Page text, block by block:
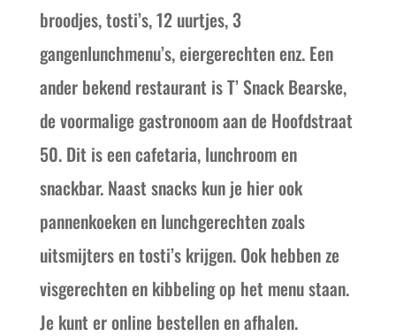
broodjes, tosti’s, 12 uurtjes, 3
gangenlunchmenu’s, eiergerechten enz. Een
ander bekend restaurant is T’ Snack Bearske,
de voormalige gastronoom aan de Hoofdstraat
50. Dit is een cafetaria, lunchroom en
snackbar. Naast snacks kun je hier ook
pannenkoeken en lunchgerechten zoals
uitsmijters en tosti’s krijgen. Ook hebben ze
visgerechten en kibbeling op het menu staan.
Je kunt er online bestellen en afhalen.